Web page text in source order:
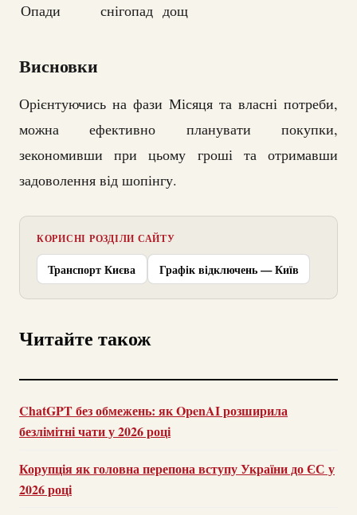
Опади
снігопад дощ
Висновки
Орієнтуючись на фази Місяця та власні потреби,
можна ефективно планувати покупки,
зекономивши при цьому гроші та отримавши
задоволення від шопінгу.
КОРИСНІ РОЗДІЛИ САЙТУ
Транспорт Києва Графік відключень — Київ
Читайте також
ChatGPT без обмежень: як OpenAI розширила
безлімітні чати у 2026 році
Корупція як головна перепона вступу України до ЄС у
2026 році